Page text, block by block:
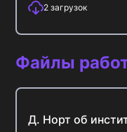
2 загрузок
Файлы
Д. Норт об